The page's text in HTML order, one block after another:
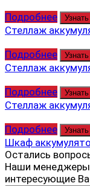
Подробнее
Стеллаж
Подробнее
Стеллаж
Подробнее
Стеллаж
Подробнее
Шкаф
Остались
Наши менеджеры
интересующие